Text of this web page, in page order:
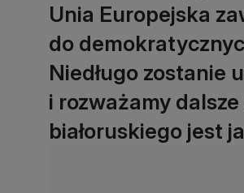
Unia Europejska
do
Niedługo zostanie
i rozważamy dalsze
białoruskiego jest